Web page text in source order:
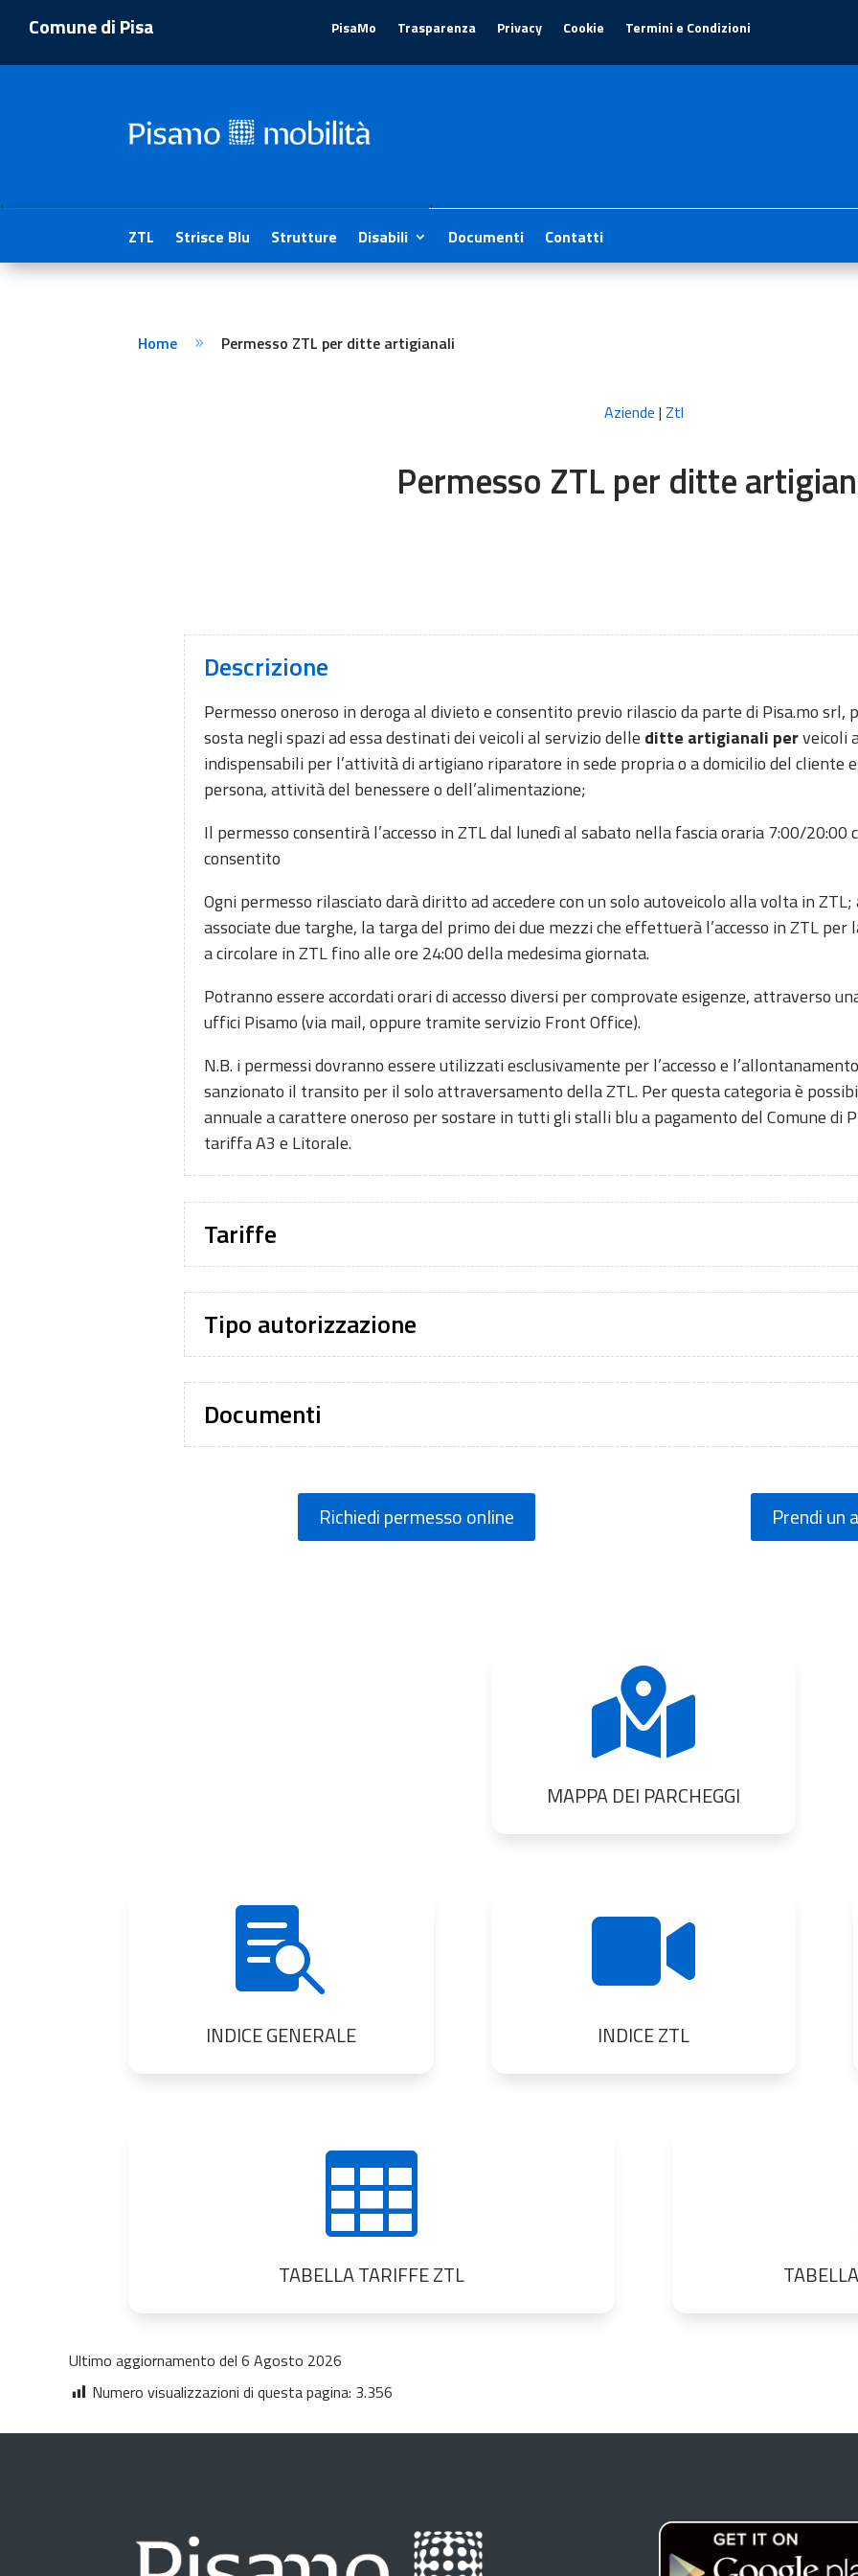
Comune di Pisa PisaMo Trasparenza Privacy Cookie Termini e Condizioni
1 1
ZTL Strisce Blu Strutture Disabili Documenti Contatti
Home 9 Permesso ZTL per ditte artigianali
Aziende | Ztl
Permesso ZTL per ditte
Descrizione
Permesso oneroso in deroga al divieto e consentito previo rilascio da parte di Pisa.mo srl,
sosta negli spazi ad essa destinati dei veicoli al servizio delle ditte artigianali perveicoli
indispensabili per l’attività di artigiano riparatore in sede propria o a domicilio del cliente
persona, attività del benessere o dell’alimentazione;
Il permesso consentirà l’accesso in ZTL dal lunedì al sabato nella fascia oraria 7:00/20:00
consentito
Ogni permesso rilasciato darà diritto ad accedere con un solo autoveicolo alla volta in
associate due targhe, la targa del primo dei due mezzi che effettuerà l’accesso in ZTL
a circolare in ZTL fino alle ore 24:00 della medesima giornata.
Potranno essere accordati orari di accesso diversi per comprovate esigenze, attraverso
uffici Pisamo (via mail, oppure tramite servizio Front Office).
N.B. i permessi dovranno essere utilizzati esclusivamente per l’accesso e
sanzionato il transito per il solo attraversamento della ZTL. Per questa categoria è
annuale a carattere oneroso per sostare in tutti gli stalli blu a pagamento del Comune di
tariffa A3 e Litorale.
Tariffe
Tipo autorizzazione
Documenti
Richiedi permesso online Prendi un

MAPPA DEI PARCHEGGI

INDICE GENERALE

INDICE ZTL

TABELLA TARIFFE ZTL
Ultimo aggiornamento del 6 Agosto 2026
Numero visualizzazioni di questa pagina: 3.356